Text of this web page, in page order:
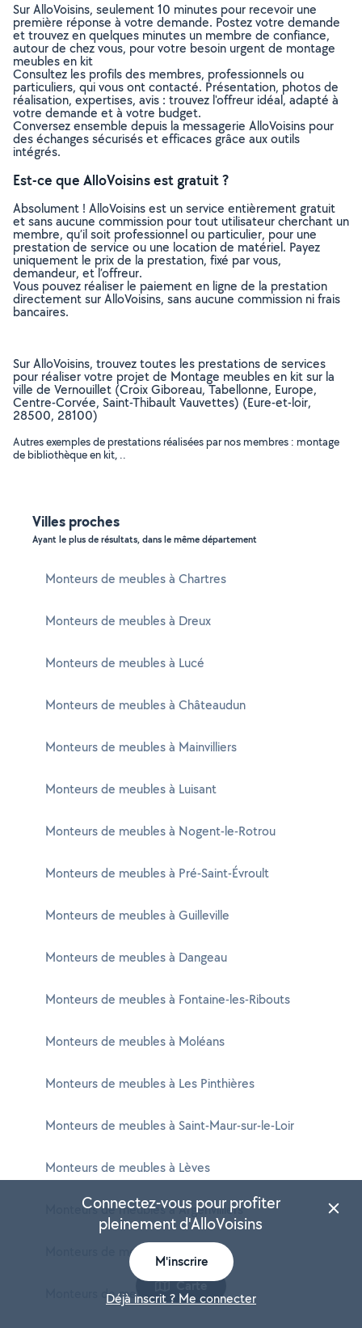
Sur AlloVoisins, seulement 10 minutes pour recevoir une
première réponse à votre demande. Postez votre demande
et trouvez en quelques minutes un membre de confiance,
autour de chez vous, pour votre besoin urgent de montage
meubles en kit
Consultez les profils des membres, professionnels ou
particuliers, qui vous ont contacté. Présentation, photos de
réalisation, expertises, avis : trouvez l'offreur idéal, adapté à
votre demande et à votre budget.
Conversez ensemble depuis la messagerie AlloVoisins pour
des échanges sécurisés et efficaces grâce aux outils
intégrés.
Est-ce que AlloVoisins est gratuit ?
Absolument ! AlloVoisins est un service entièrement gratuit
et sans aucune commission pour tout utilisateur cherchant un
membre, qu’il soit professionnel ou particulier, pour une
prestation de service ou une location de matériel. Payez
uniquement le prix de la prestation, fixé par vous,
demandeur, et l’offreur.
Vous pouvez réaliser le paiement en ligne de la prestation
directement sur AlloVoisins, sans aucune commission ni frais
bancaires.
Sur AlloVoisins, trouvez toutes les prestations de services
pour réaliser votre projet de Montage meubles en kit sur la
ville de Vernouillet (Croix Giboreau, Tabellonne, Europe,
Centre-Corvée, Saint-Thibault Vauvettes) (Eure-et-loir,
28500, 28100)
Autres exemples de prestations réalisées par nos membres : montage
de bibliothèque en kit, ..
Villes proches
Ayant le plus de résultats, dans le même département
Monteurs de meubles à Chartres
Monteurs de meubles à Dreux
Monteurs de meubles à Lucé
Monteurs de meubles à Châteaudun
Monteurs de meubles à Mainvilliers
Monteurs de meubles à Luisant
Monteurs de meubles à Nogent-le-Rotrou
Monteurs de meubles à Pré-Saint-Évroult
Monteurs de meubles à Guilleville
Monteurs de meubles à Dangeau
Monteurs de meubles à Fontaine-les-Ribouts
Monteurs de meubles à Moléans
Monteurs de meubles à Les Pinthières
Monteurs de meubles à Saint-Maur-sur-le-Loir
Monteurs de meubles à Lèves
Monteurs de meubles à Argenvilliers
Monteurs de meubles à Dangers
Monteurs de meubles à Yèvres
Carte
Connectez-vous pour profiter
pleinement d'AlloVoisins
M'inscrire
Déjà inscrit ? Me connecter